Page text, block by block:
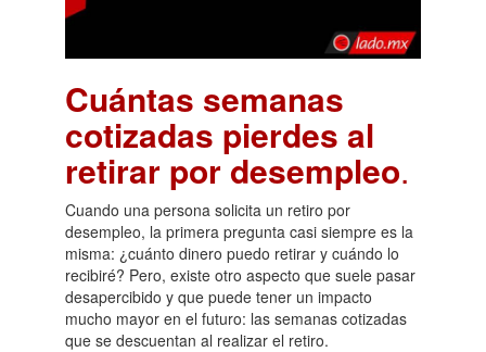
Cuántas semanas
cotizadas pierdes al
retirar por desempleo.
Cuando una persona solicita un retiro por
desempleo, la primera pregunta casi siempre es la
misma: ¿cuánto dinero puedo retirar y cuándo lo
recibiré? Pero, existe otro aspecto que suele pasar
desapercibido y que puede tener un impacto
mucho mayor en el futuro: las semanas cotizadas
que se descuentan al realizar el retiro.